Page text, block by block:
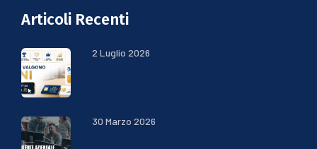
Articoli Recenti
2 Luglio 2026
30 Marzo 2026